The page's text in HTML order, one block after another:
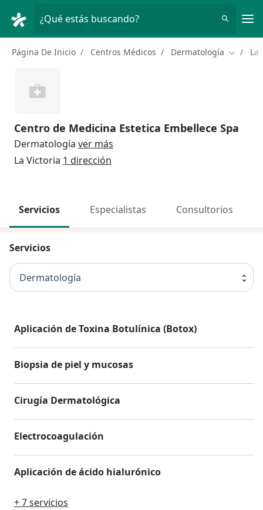
¿Qué estás buscando?
Página De Inicio Centros Médicos Dermatología La
Centro de Medicina Estetica Embellece Spa
Dermatología ver más
La Victoria 1 dirección
Servicios Especialistas Consultorios
Servicios
Dermatología
Aplicación de Toxina Botulínica (Botox)
Biopsia de piel y mucosas
Cirugía Dermatológica
Electrocoagulación
Aplicación de ácido hialurónico
+ 7 servicios